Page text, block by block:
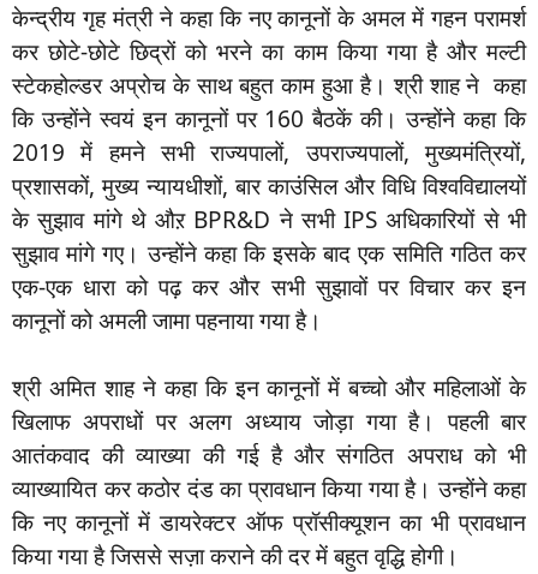
केन्द्रीय गृह मंत्री ने कहा कि नए कानूनों के अमल में गहन परामर्श
कर छोटे-छोटे छिद्रों को भरने का काम किया गया है और मल्टी
स्टेकहोल्डर अप्रोच के साथ बहुत काम हुआ है। श्री शाह ने कहा
कि उन्होंने स्वयं इन कानूनों पर 160 बैठकें की। उन्होंने कहा कि
2019 में हमने सभी राज्यपालों, उपराज्यपालों, मुख्यमंत्रियों,
प्रशासकों, मुख्य न्यायधीशों, बार काउंसिल और विधि विश्वविद्यालयों
के सुझाव मांगे थे औऱ BPR&D ने सभी IPS अधिकारियों से भी
सुझाव मांगे गए। उन्होंने कहा कि इसके बाद एक समिति गठित कर
एक-एक धारा को पढ़ कर और सभी सुझावों पर विचार कर इन
कानूनों को अमली जामा पहनाया गया है।
श्री अमित शाह ने कहा कि इन कानूनों में बच्चो और महिलाओं के
खिलाफ अपराधों पर अलग अध्याय जोड़ा गया है। पहली बार
आतंकवाद की व्याख्या की गई है और संगठित अपराध को भी
व्याख्यायित कर कठोर दंड का प्रावधान किया गया है। उन्होंने कहा
कि नए कानूनों में डायरेक्टर ऑफ प्रॉसीक्यूशन का भी प्रावधान
किया गया है जिससे सज़ा कराने की दर में बहुत वृद्धि होगी।